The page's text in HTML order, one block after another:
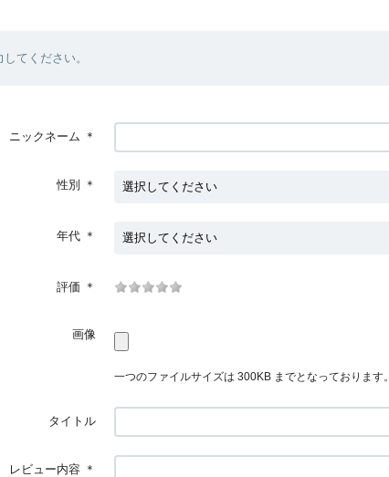
てください。
ニックネーム ＊
性別 ＊
年代 ＊
評価 ＊
画像
一つのファイルサイズは 300KB までとなっております。
タイトル
レビュー内容 ＊